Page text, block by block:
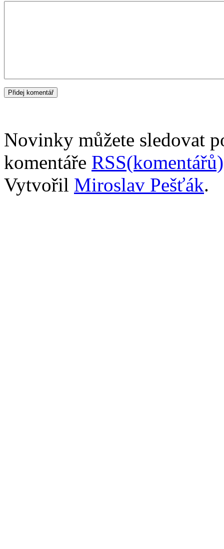
Novinky můžete sledovat
komentáře RSS(komentářů)
Vytvořil Miroslav Pešťák.